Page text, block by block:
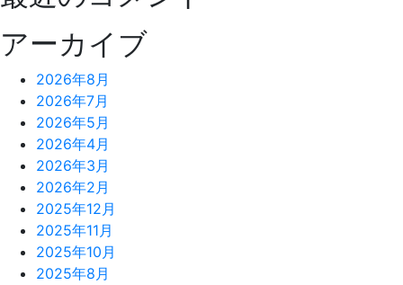
アーカイブ
2026年8月
2026年7月
2026年5月
2026年4月
2026年3月
2026年2月
2025年12月
2025年11月
2025年10月
2025年8月